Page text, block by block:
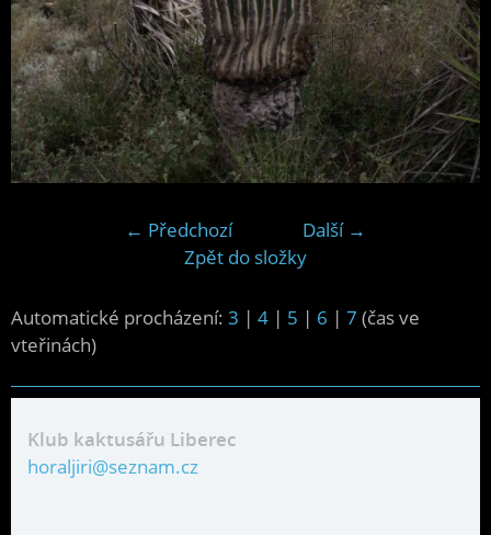
← Předchozí
Další →
Zpět do složky
Automatické procházení: 3 | 4 | 5 | 6 | 7 (čas ve
vteřinách)
Klub kaktusářu Liberec
horaljiri@seznam.cz